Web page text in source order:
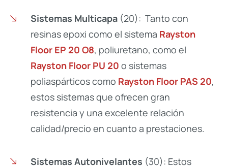
Sistemas Multicapa(20): Tanto con
resinas epoxi como el sistema Rayston
Floor EP 20 O8, poliuretano, como el
Rayston Floor PU 20 o sistemas
poliaspárticos como Rayston Floor PAS 20,
estos sistemas que ofrecen gran
resistencia y una excelente relación
calidad/precio en cuanto a prestaciones.
Sistemas Autonivelantes (30): Estos